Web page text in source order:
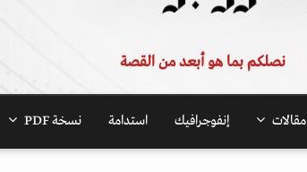
نصلكم بما هو أبعد من القصة
مقالات إنفوجرافيك استدامة نسخة PDF